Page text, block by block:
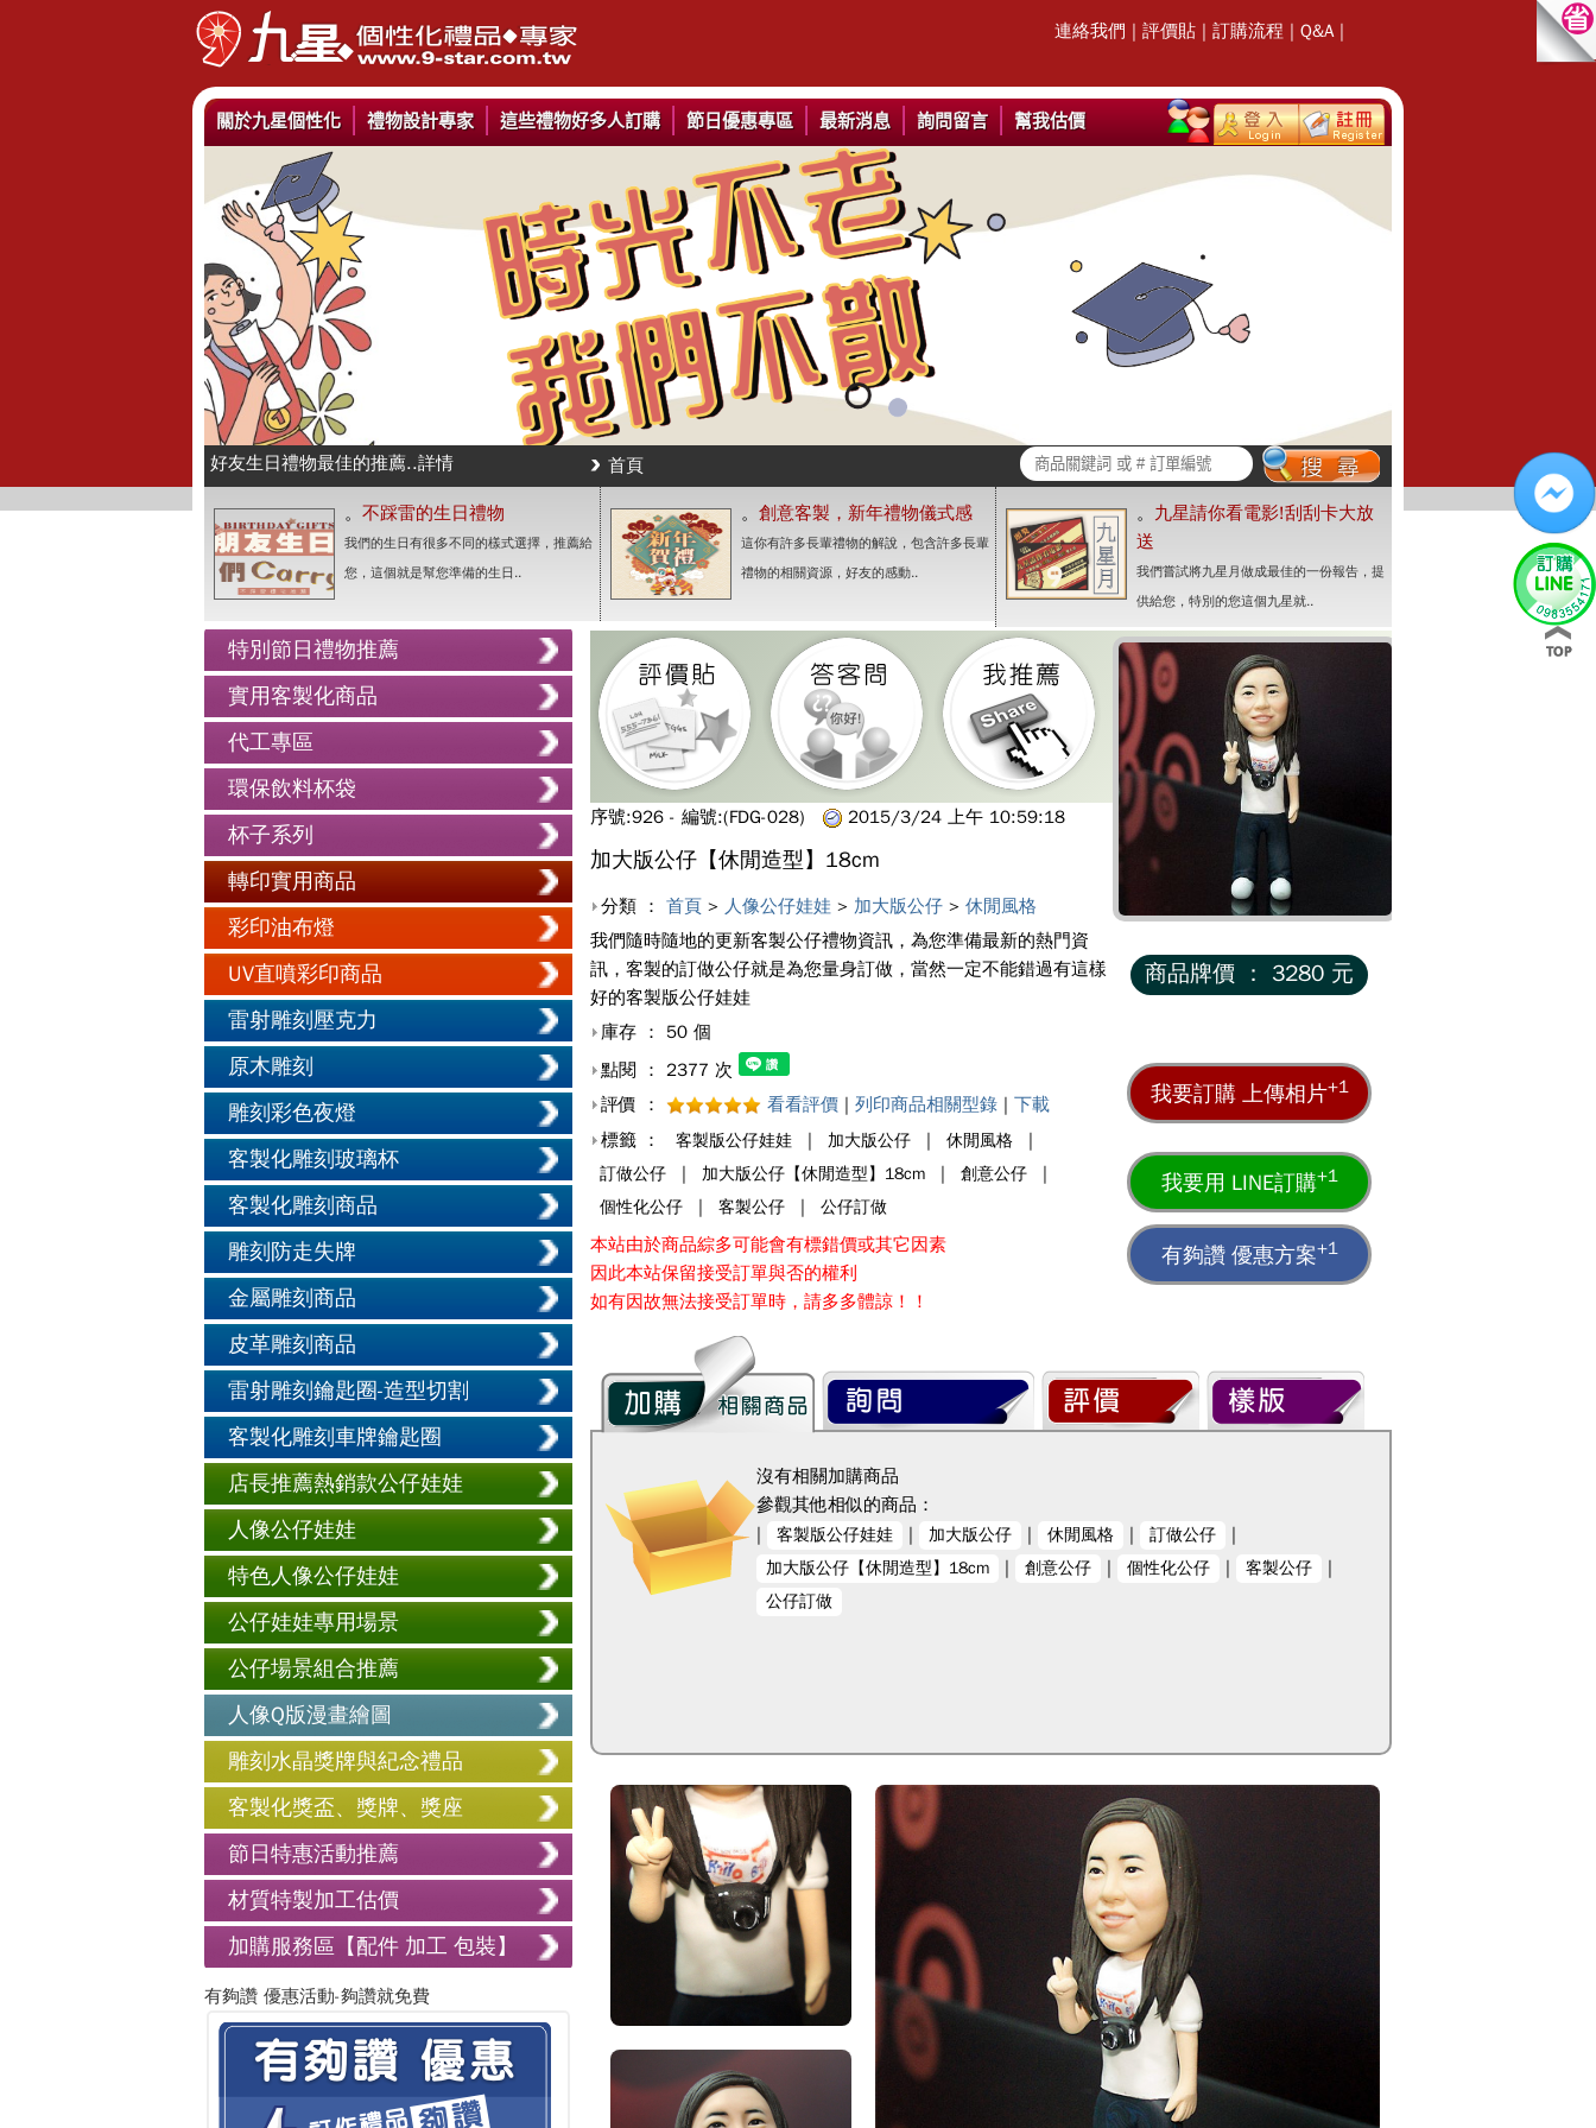
連絡我們 | 評價貼 | 訂購流程 | Q&A|
關於九星個性化 禮物設計專家 這些禮物好多人訂購 節日優惠專區 最新消息 詢問留言 幫我估價
情人抱枕我們幫你挑好了..詳情
好友生日禮物最佳的推薦..詳情
公仔娃娃製作與場景推薦..詳情
人像Q畫似顏繪圖可愛喔..詳情
老人防走失牌製作-手鍊..詳情
情人抱枕我們幫你挑好了..詳情
好友生日禮物最佳的推薦..詳情
公仔娃娃製作與場景推薦..詳情
人像Q畫似顏繪圖可愛喔..詳情
老人防走失牌製作-手鍊..詳情
首頁
。 不踩雷的生日禮物
我們的生日有很多不同的樣式選擇，推薦給
您，這個就是幫您準備的生日..
。 創意客製，新年禮物儀式感
這你有許多長輩禮物的解說，包含許多長輩
禮物的相關資源，好友的感動..
。 九星請你看電影!刮刮卡大放
送
我們嘗試將九星月做成最佳的一份報告，提
供給您，特別的您這個九星就..
特別節日禮物推薦
實用客製化商品
代工專區
環保飲料杯袋
杯子系列
轉印實用商品
彩印油布燈
UV直噴彩印商品
雷射雕刻壓克力
原木雕刻
雕刻彩色夜燈
客製化雕刻玻璃杯
客製化雕刻商品
雕刻防走失牌
金屬雕刻商品
皮革雕刻商品
雷射雕刻鑰匙圈-造型切割
客製化雕刻車牌鑰匙圈
店長推薦熱銷款公仔娃娃
人像公仔娃娃
特色人像公仔娃娃
公仔娃娃專用場景
公仔場景組合推薦
人像Q版漫畫繪圖
雕刻水晶獎牌與紀念禮品
客製化獎盃、獎牌、獎座
節日特惠活動推薦
材質特製加工估價
加購服務區【配件 加工 包裝】
有夠讚 優惠活動-夠讚就免費